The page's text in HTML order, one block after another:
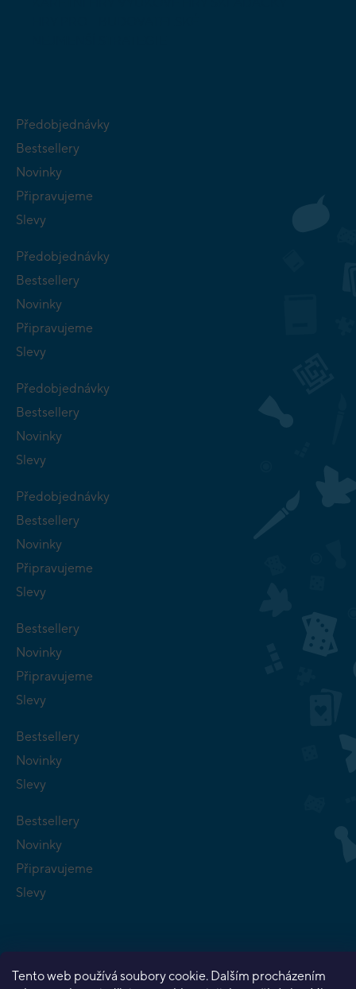
Tento web používá soubory cookie. Dalším procházením
Předobjednávky
Bestsellery
Novinky
Připravujeme
Slevy
Předobjednávky
Bestsellery
Novinky
Připravujeme
Slevy
Předobjednávky
Bestsellery
Novinky
Slevy
Předobjednávky
Bestsellery
Novinky
Připravujeme
Slevy
Bestsellery
Novinky
Připravujeme
Slevy
Bestsellery
Novinky
Slevy
Bestsellery
Novinky
Připravujeme
Slevy